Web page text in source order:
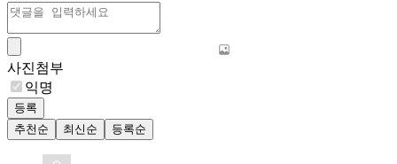
사진첨부
익명
등록
추천순
최신순 등록순